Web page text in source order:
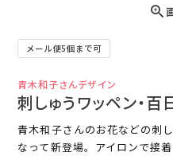
メール便5個まで可
青木和子さんデザイン
刺しゅうワッペン・百
青木和子さんのお花などの刺
なって新登場。アイロンで接